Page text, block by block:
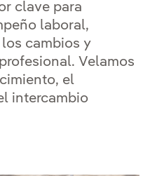
clave para
laboral,
cambios y
Velamos
el
intercambio